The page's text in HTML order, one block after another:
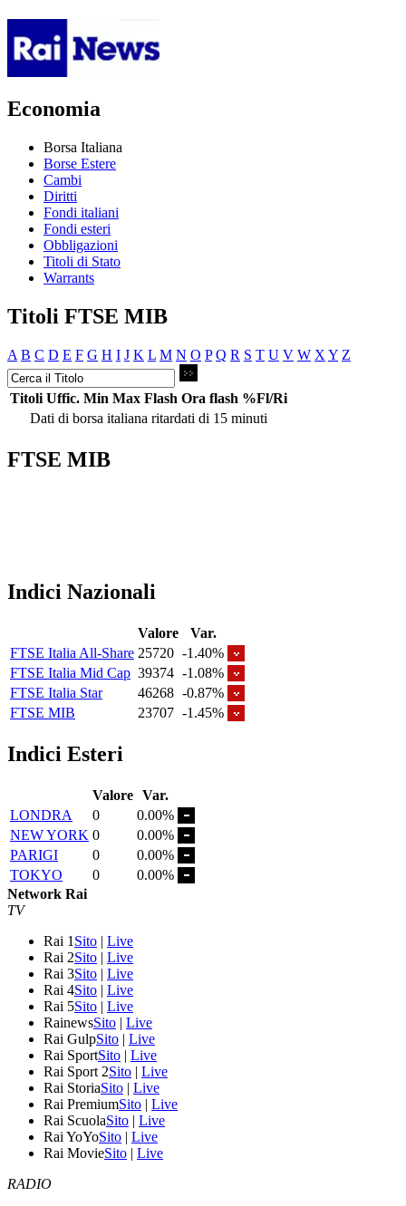
Economia
Borsa Italiana
Borse Estere
Cambi
Diritti
Fondi italiani
Fondi esteri
Obbligazioni
Titoli di Stato
Warrants
Titoli FTSE MIB
A B C D E F G H I J K L M N O P Q R S T U V W X Y Z
Titoli Uffic. Min Max Flash Ora flash %Fl/Ri
Dati di borsa italiana ritardati di 15 minuti
FTSE MIB
Indici Nazionali
Valore
Var.
FTSE Italia All-Share 25720 -1.40%
FTSE Italia Mid Cap 39374 -1.08%
FTSE Italia Star
46268 -0.87%
FTSE MIB
23707 -1.45%
Indici Esteri
Valore Var.
LONDRA
0
0.00%
NEW YORK 0
0.00%
PARIGI
0
0.00%
TOKYO
0
0.00%
Network Rai
TV
Rai 1 Sito | Live
Rai 2Sito | Live
Rai 3Sito | Live
Rai 4Sito | Live
Rai 5Sito | Live
RainewsSito | Live
Rai GulpSito | Live
Rai SportSito | Live
Rai Sport 2Sito | Live
Rai StoriaSito | Live
Rai PremiumSito | Live
Rai ScuolaSito | Live
Rai YoYoSito | Live
Rai MovieSito | Live
RADIO